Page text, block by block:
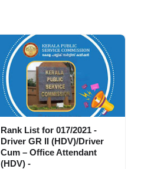
Rank List for 017/2021 -
Driver GR II (HDV)/Driver
Cum – Office Attendant
(HDV) -